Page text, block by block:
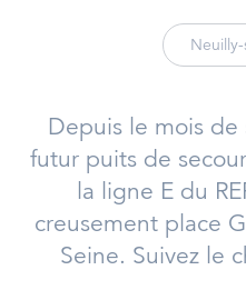
Depuis le mois
futur puits de
la ligne E du
creusement place
Seine. Suivez le